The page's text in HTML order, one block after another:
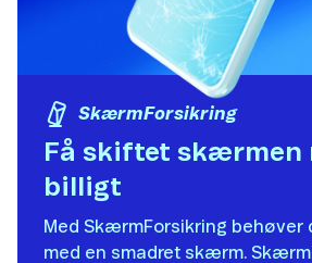
SkærmForsikring
Få skiftet skærmen
billigt​
Med SkærmForsikring behøver
med en smadret skærm.